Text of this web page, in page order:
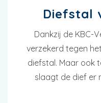
Diefstal
Dankzij de KBC-
verzekerd tegen
diefstal. Maar ook
slaagt de dief er